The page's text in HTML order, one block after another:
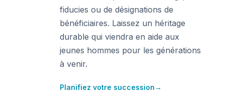
fiducies ou de désignations de
bénéficiaires. Laissez un héritage
durable qui viendra en aide aux
jeunes hommes pour les générations
à venir.
Planifiez votre succession→